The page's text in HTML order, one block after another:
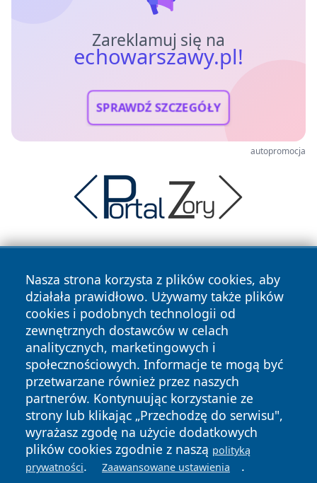
Zareklamuj się na
echowarszawy.pl!
SPRAWDŹ SZCZEGÓŁY
autopromocja
Nasza strona korzysta z plików cookies, aby
działała prawidłowo. Używamy także plików
cookies i podobnych technologii od
zewnętrznych dostawców w celach
analitycznych, marketingowych i
społecznościowych. Informacje te mogą być
przetwarzane również przez naszych
partnerów. Kontynuując korzystanie ze
strony lub klikając „Przechodzę do serwisu",
wyrażasz zgodę na użycie dodatkowych
plików cookies zgodnie z naszą polityką
prywatności. Zaawansowane ustawienia .
Copyright © 2026 echowarszawy.pl Wszystkie prawa
zastrzeżone.
News Autorzy
Polityka
Prywatności
Polityka
Cookies